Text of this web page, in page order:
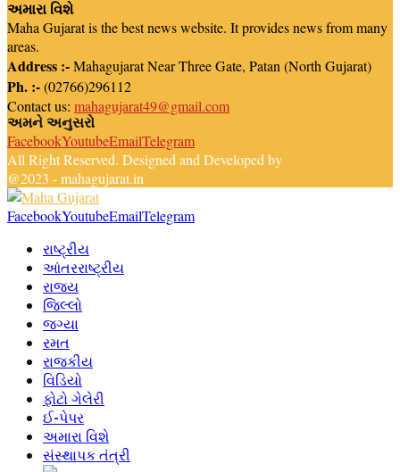
અમારા વિશે
Maha Gujarat is the best news website. It provides news from many
areas.
Address :-Mahagujarat Near Three Gate, Patan (North Gujarat)
Ph. :-(02766)296112
Contact us: mahagujarat49@gmail.com
અમને અનુસરો
FacebookYoutubeEmailTelegram
All Right Reserved. Designed and Developed by
@2023 - mahagujarat.in
FacebookYoutubeEmailTelegram
રાષ્ટ્રીય
આંતરરાષ્ટ્રીય
રાજ્ય
જિલ્લો
જગ્યા
રમત
રાજકીય
વિડિયો
ફોટો ગેલેરી
ઈ-પેપર
અમારા વિશે
સંસ્થાપક તંત્રી